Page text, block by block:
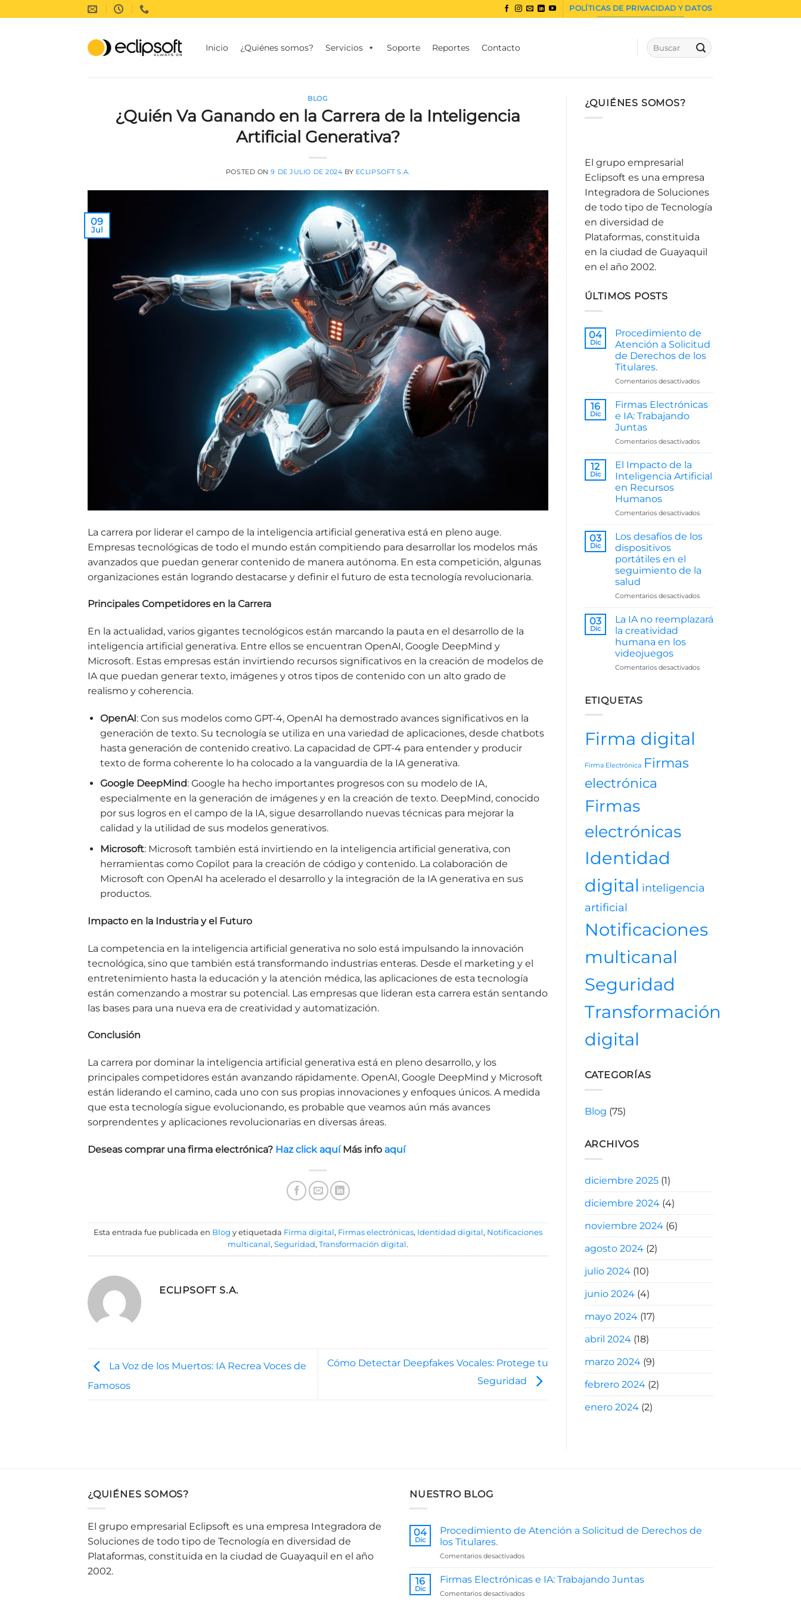
al
POLÍTICAS DE PRIVACIDAD Y DATOS
Inicio ¿Quiénes somos? Servicios Soporte Reportes Contacto
BLOG
¿Quién Va Ganando en la Carrera de la Inteligencia
Artificial Generativa?
POSTED ON9 DE JULIO DE 2024 BY ECLIPSOFT S.A.
09
Jul
La carrera por liderar el campo de la inteligencia artificial generativa está en pleno auge.
Empresas tecnológicas de todo el mundo están compitiendo para desarrollar los modelos más
avanzados que puedan generar contenido de manera autónoma. En esta competición, algunas
organizaciones están logrando destacarse y definir el futuro de esta tecnología revolucionaria.
Principales Competidores en la Carrera
En la actualidad, varios gigantes tecnológicos están marcando la pauta en el desarrollo de la
inteligencia artificial generativa. Entre ellos se encuentran OpenAI, Google DeepMind y
Microsoft. Estas empresas están invirtiendo recursos significativos en la creación de modelos de
IA que puedan generar texto, imágenes y otros tipos de contenido con un alto grado de
realismo y coherencia.
OpenAI: Con sus modelos como GPT-4, OpenAI ha demostrado avances significativos en la
generación de texto. Su tecnología se utiliza en una variedad de aplicaciones, desde chatbots
hasta generación de contenido creativo. La capacidad de GPT-4 para entender y producir
texto de forma coherente lo ha colocado a la vanguardia de la IA generativa.
Google DeepMind: Google ha hecho importantes progresos con su modelo de IA,
especialmente en la generación de imágenes y en la creación de texto. DeepMind, conocido
por sus logros en el campo de la IA, sigue desarrollando nuevas técnicas para mejorar la
calidad y la utilidad de sus modelos generativos.
Microsoft: Microsoft también está invirtiendo en la inteligencia artificial generativa, con
herramientas como Copilot para la creación de código y contenido. La colaboración de
Microsoft con OpenAI ha acelerado el desarrollo y la integración de la IA generativa en sus
productos.
Impacto en la Industria y el Futuro
La competencia en la inteligencia artificial generativa no solo está impulsando la innovación
tecnológica, sino que también está transformando industrias enteras. Desde el marketing y el
entretenimiento hasta la educación y la atención médica, las aplicaciones de esta tecnología
están comenzando a mostrar su potencial. Las empresas que lideran esta carrera están sentando
las bases para una nueva era de creatividad y automatización.
Conclusión
La carrera por dominar la inteligencia artificial generativa está en pleno desarrollo, y los
principales competidores están avanzando rápidamente. OpenAI, Google DeepMind y Microsoft
están liderando el camino, cada uno con sus propias innovaciones y enfoques únicos. A medida
que esta tecnología sigue evolucionando, es probable que veamos aún más avances
sorprendentes y aplicaciones revolucionarias en diversas áreas.
Deseas comprar una firma electrónica? Haz click aquíMás info aquí
Esta entrada fue publicada en Blog y etiquetada Firma digital, Firmas electrónicas, Identidad digital, Notificaciones
multicanal, Seguridad, Transformación digital.
ECLIPSOFT S.A.
La Voz de los Muertos: IA Recrea Voces de
Famosos
Cómo Detectar Deepfakes Vocales: Protege tu
Seguridad
¿QUIÉNES SOMOS?
El grupo empresarial
Eclipsoft es una empresa
Integradora de Soluciones
de todo tipo de Tecnología
en diversidad de
Plataformas, constituida
en la ciudad de Guayaquil
en el año 2002.
ÚLTIMOS POSTS
04
Dic
Procedimiento de
Atención a Solicitud
de Derechos de los
Titulares.
Comentarios desactivadosen
de
Atención
de
los
Titulares.
16
Dic
Firmas Electrónicas
e IA: Trabajando
Juntas
Comentarios desactivadosen
e
IA:
12
Dic
El Impacto de la
Inteligencia Artificial
en Recursos
Humanos
Comentarios desactivadosen
Impacto
de
Artificial
Recursos
03
Dic
Los desafíos de los
dispositivos
portátiles en el
seguimiento de la
salud
Comentarios desactivadosen
desafíos
de
en
03
Dic
La IA no reemplazará
la creatividad
humana en los
videojuegos
Comentarios desactivadosen
ETIQUETAS
Firma digital
Firma Electrónica Firmas
electrónica
Firmas
electrónicas
Identidad
digital inteligencia
artificial
Notificaciones
multicanal
Seguridad
Transformación
digital
CATEGORÍAS
Blog (75)
ARCHIVOS
diciembre 2025(1)
diciembre 2024(4)
noviembre 2024(6)
agosto 2024(2)
julio 2024(10)
junio 2024(4)
mayo 2024(17)
abril 2024(18)
marzo 2024(9)
febrero 2024(2)
enero 2024(2)
¿QUIÉNES SOMOS?
El grupo empresarial Eclipsoft es una empresa Integradora de
Soluciones de todo tipo de Tecnología en diversidad de
Plataformas, constituida en la ciudad de Guayaquil en el año
2002.
NUESTRO BLOG
04
Dic
Procedimiento de Atención a Solicitud de Derechos de
los Titulares.
Comentarios desactivadosen
de
a
16
Dic
Firmas Electrónicas e IA: Trabajando Juntas
Comentarios desactivadosen